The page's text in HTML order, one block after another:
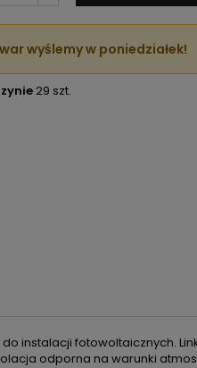
wyślemy w poniedziałek!
29 szt.
do instalacji fotowoltaicznych.
odporna na warunki